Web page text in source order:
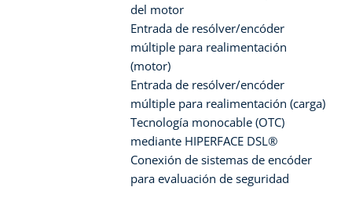
del motor
Entrada de resólver/encóder
múltiple para realimentación
(motor)
Entrada de resólver/encóder
múltiple para realimentación (carga)
Tecnología monocable (OTC)
mediante HIPERFACE DSL®
Conexión de sistemas de encóder
para evaluación de seguridad